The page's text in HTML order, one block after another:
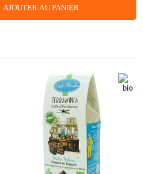
AJOUTER AU PANIER